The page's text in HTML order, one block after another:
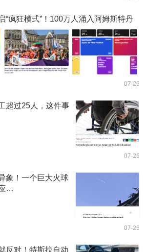
“疯狂模式”！100万人涌入阿姆斯特丹
07-26
超过25人，这件事
07-26
象！一个巨大火球
…
07-26
反对！特斯拉自动